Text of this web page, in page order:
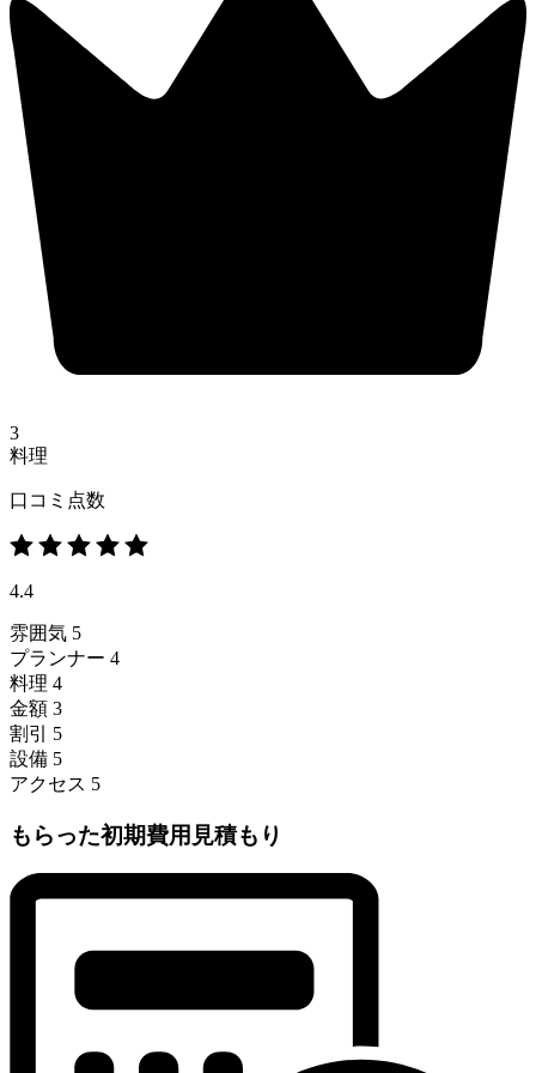
3
料理
口コミ点数
4.4
雰囲気 5
プランナー 4
料理 4
金額 3
割引
5
設備 5
アクセス 5
もらった初期費用見積もり